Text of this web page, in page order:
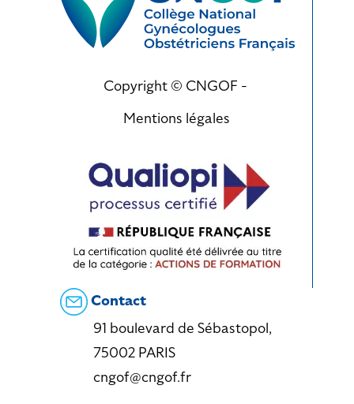
Copyright © CNGOF -
Mentions légales
Contact
91 boulevard de Sébastopol,
75002 PARIS
cngof@cngof.fr